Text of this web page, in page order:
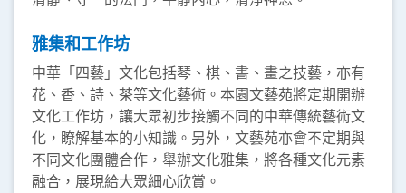
雅集和工作坊
中華「四藝」文化包括琴、棋、書、畫之技藝，亦有
花、香、詩、茶等文化藝術。本園文藝苑將定期開辦
文化工作坊，讓大眾初步接觸不同的中華傳統藝術文
化，瞭解基本的小知識。另外，文藝苑亦會不定期與
不同文化團體合作，舉辦文化雅集，將各種文化元素
融合，展現給大眾細心欣賞。